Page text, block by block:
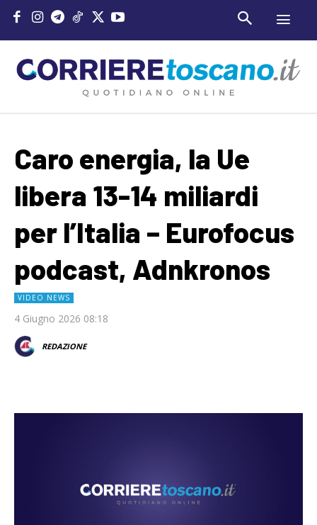
Caro energia, la Ue
libera 13-14 miliardi
per l’Italia – Eurofocus
podcast, Adnkronos
VIDEO NEWS
4 Giugno 2026 08:18
REDAZIONE